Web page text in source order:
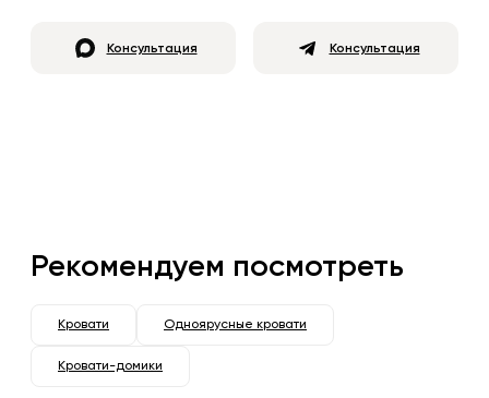
Консультация Консультация
Рекомендуем посмотреть
Кровати Одноярусные кровати
Кровати-домики